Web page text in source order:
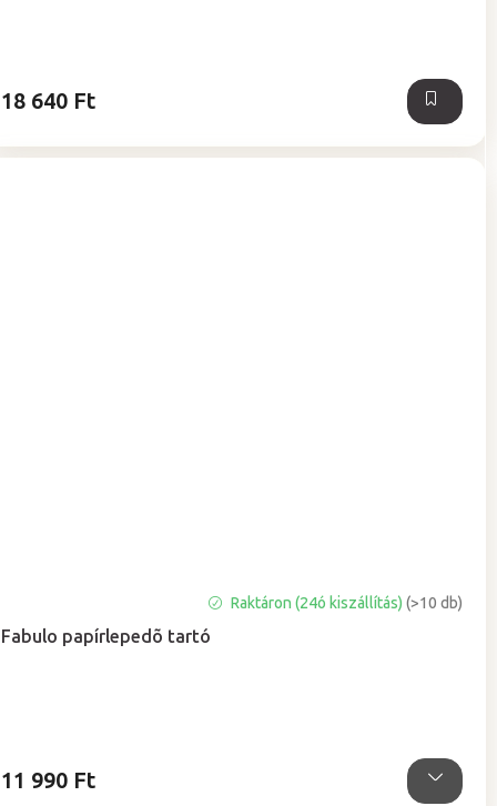
18 640 Ft
Fabulo papírlepedõ tartó
termék
átlagos
Raktáron (24ó kiszállítás)(>10 db)
11 990 Ft